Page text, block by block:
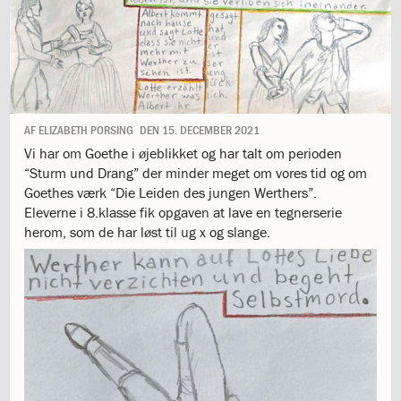
of
giving
1.12:
Let
it
1.13:
Move
it!
1.14:
Ucycle
We
cycle
Recycle
1.15:
Historie
1.16:
Bombningen
af
d’Arc
1.17:
Markering
AF ELIZABETH PORSING DEN 15. DECEMBER 2021
Vi har om Goethe i øjeblikket og har talt om perioden
“Sturm und Drang” der minder meget om vores tid og om
Goethes værk “Die Leiden des jungen Werthers”.
Eleverne i 8.klasse fik opgaven at lave en tegnerserie
herom, som de har løst til ug x og slange.